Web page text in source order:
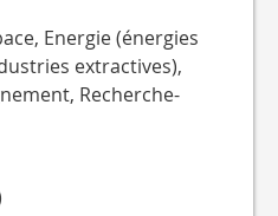
Energie (énergies
extractives),
Recherche-